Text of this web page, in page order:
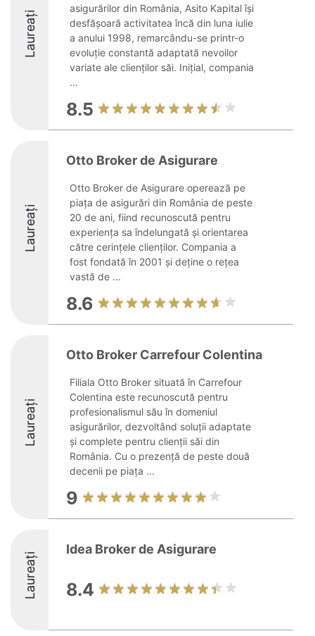
Laureați
asigurărilor din România, Asito Kapital își
desfășoară activitatea încă din luna iulie
a anului 1998, remarcându-se printr-o
evoluție constantă adaptată nevoilor
variate ale clienților săi. Inițial, compania
...
8.5
Laureați
Otto Broker de Asigurare
Otto Broker de Asigurare operează pe
piața de asigurări din România de peste
20 de ani, fiind recunoscută pentru
experiența sa îndelungată și orientarea
către cerințele clienților. Compania a
fost fondată în 2001 și deține o rețea
vastă de ...
8.6
Laureați
Otto Broker Carrefour Colentina
Filiala Otto Broker situată în Carrefour
Colentina este recunoscută pentru
profesionalismul său în domeniul
asigurărilor, dezvoltând soluții adaptate
și complete pentru clienții săi din
România. Cu o prezență de peste două
decenii pe piața ...
9
Laureați
Idea Broker de Asigurare
8.4